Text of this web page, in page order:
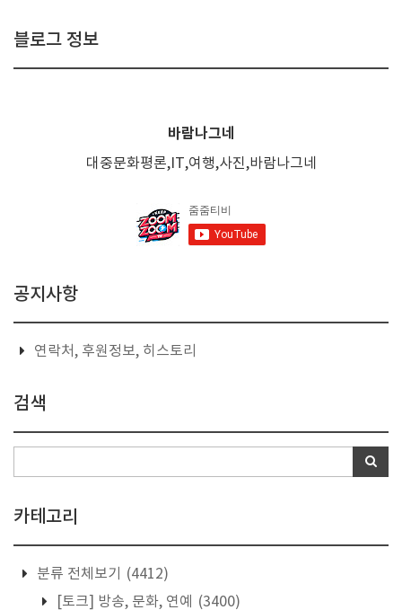
블로그 정보
바람나그네
대중문화평론,IT,여행,사진,바람나그네
공지사항
연락처, 후원정보, 히스토리
검색
카테고리
분류 전체보기
(4412)
[토크] 방송, 문화, 연예
(3400)